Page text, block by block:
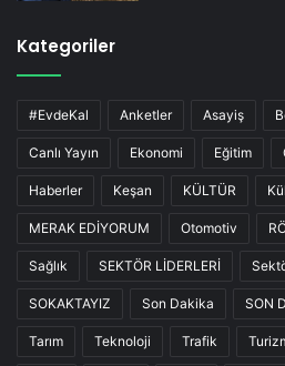
Kategoriler
#EvdeKal Anketler Asayiş
Canlı Yayın Ekonomi Eğitim
Haberler Keşan KÜLTÜR
MERAK EDİYORUM Otomotiv
Sağlık SEKTÖR LİDERLERİ
SOKAKTAYIZ Son Dakika SON
Tarım Teknoloji Trafik